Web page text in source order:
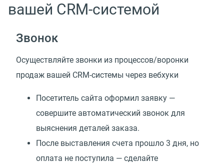
вашей CRM-системой
Звонок
Осуществляйте звонки из процессов/воронки
продаж вашей CRM-системы через вебхуки
Посетитель сайта оформил заявку —
совершите автоматический звонок для
выяснения деталей заказа.
После выставления счета прошло 3 дня, но
оплата не поступила — сделайте